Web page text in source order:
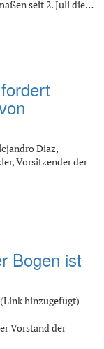
seit 2. Juli die…
Diaz,
Vorsitzender der
Bogen ist
hinzugefügt)
Vorstand der